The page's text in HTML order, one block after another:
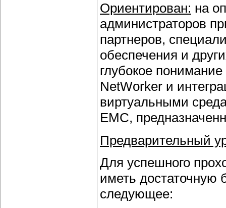
Ориентирован: на
администраторов
партнеров,
обеспечения и
глубокое
NetWorker и
виртуальными
EMC,
Предварительный
Для успешного
иметь
следующее: